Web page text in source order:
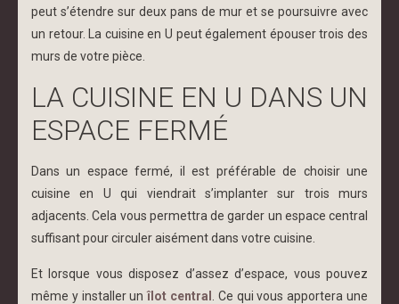
peut s’étendre sur deux pans de mur et se poursuivre avec
un retour. La cuisine en U peut également épouser trois des
murs de votre pièce.
LA CUISINE EN U DANS UN
ESPACE FERMÉ
Dans un espace fermé, il est préférable de choisir une
cuisine en U qui viendrait s’implanter sur trois murs
adjacents. Cela vous permettra de garder un espace central
suffisant pour circuler aisément dans votre cuisine.
Et lorsque vous disposez d’assez d’espace, vous pouvez
même y installer unîlot central
. Ce qui vous apportera une